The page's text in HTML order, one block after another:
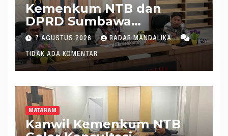
Kemenkum NTB dan
DPRD Sumbawa
Mantapkan Rencana
Pembentukan 8 Raperda
Inisiatif
7 AGUSTUS 2026 RADAR MANDALIKA
TIDAK ADA KOMENTAR
MATARAM
Kanwil Kemenkum NTB